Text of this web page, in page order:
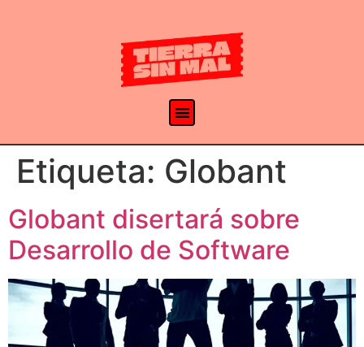
Etiqueta: Globant
Globant disertará sobre
Desarrollo de Software